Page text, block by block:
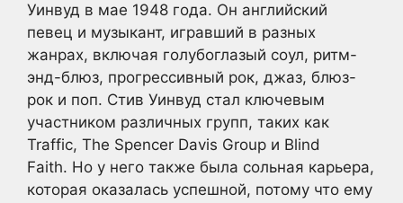
Уинвуд в мае 1948 года. Он английский
певец и музыкант, игравший в разных
жанрах, включая голубоглазый соул, ритм-
энд-блюз, прогрессивный рок, джаз, блюз-
рок и поп. Стив Уинвуд стал ключевым
участником различных групп, таких как
Traffic, The Spencer Davis Group и Blind
Faith. Но у него также была сольная карьера,
которая оказалась успешной, потому что ему